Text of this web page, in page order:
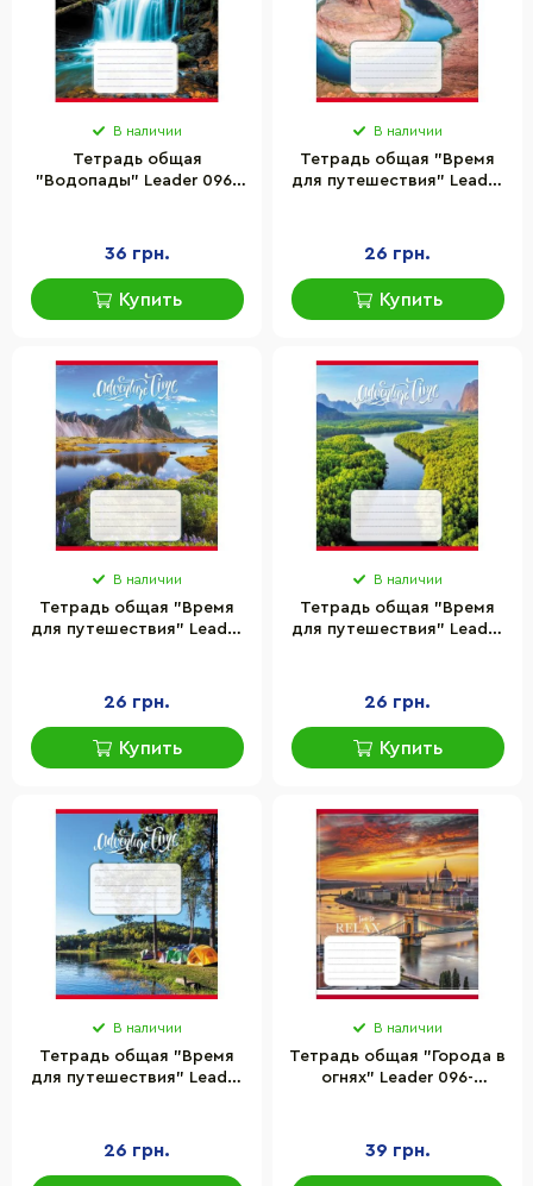
В наличии
Тетрадь общая
"Водопады" Leader 096-
36 грн.
Купить
В наличии
Тетрадь общая "Время
для путешествия" Leader
26 грн.
Купить
В наличии
Тетрадь общая "Время
для путешествия" Leader
26 грн.
Купить
В наличии
Тетрадь общая "Время
для путешествия" Leader
26 грн.
Купить
В наличии
Тетрадь общая "Время
для путешествия" Leader
26 грн.
В наличии
Тетрадь общая "Города в
огнях" Leader 096-
39 грн.